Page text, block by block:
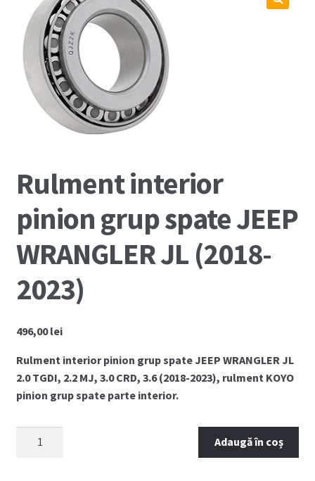
Coș
Cum comand ?
Despre Noi
Marci Comercializate
Politica COOKIE
Politica de confidentialitate
Serviciile Noastre
Termeni si conditii
Rulment interior
pinion grup spate JEEP
WRANGLER JL (2018-
2023)
496,00lei
Rulment interior pinion grup spate JEEP WRANGLER JL
2.0 TGDI, 2.2 MJ, 3.0 CRD, 3.6 (2018-2023), rulment KOYO
pinion grup spate parte interior.
Adaugă în coș